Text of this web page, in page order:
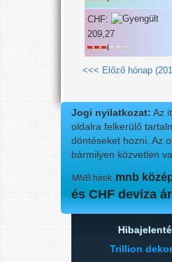
CHF:
209,27
<<< Előző hónap
Jogi nyilatkozat: Az
oldalra felkerülő
döntéseket hozni. Az
bármilyen közvetlen
MNB hírek mnb
és CHF deviza
Trillion